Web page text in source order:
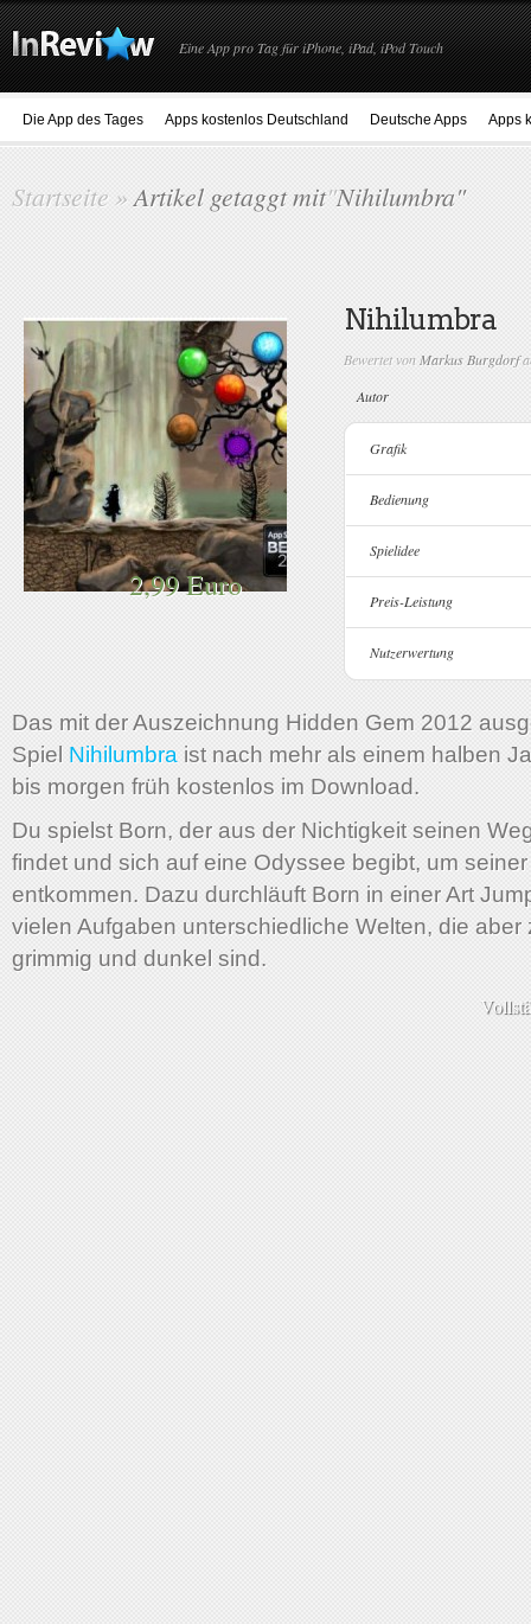
Eine App pro Tag für iPhone, iPad, iPod Touch
Die App des Tages Apps kostenlos Deutschland Deutsche Apps Apps
Startseite »Artikel getaggt mit"Nihilumbra"
2,99 Euro
Nihilumbra
Bewertet vonMarkus Burgdorf
Autor
Grafik
Bedienung
Spielidee
Preis-Leistung
Nutzerwertung
Das mit der Auszeichnung Hidden Gem 2012
Spiel Nihilumbra ist nach mehr als einem halben
bis morgen früh kostenlos im Download.
Du spielst Born, der aus der Nichtigkeit seinen
findet und sich auf eine Odyssee begibt, um
entkommen. Dazu durchläuft Born in einer Art
vielen Aufgaben unterschiedliche Welten, die aber
grimmig und dunkel sind.